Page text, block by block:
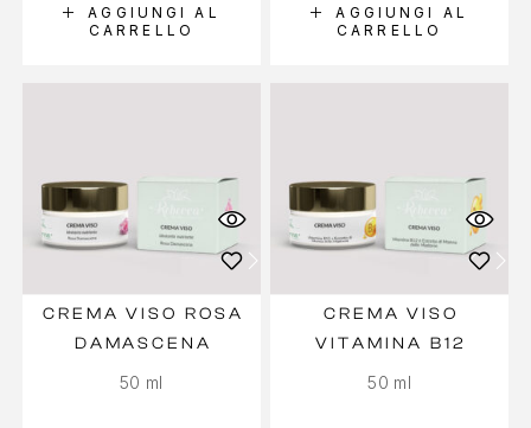
AGGIUNGI AL
CARRELLO
AGGIUNGI AL
CARRELLO
CREMA VISO ROSA
DAMASCENA
50 ml
CREMA VISO
VITAMINA B12
50 ml